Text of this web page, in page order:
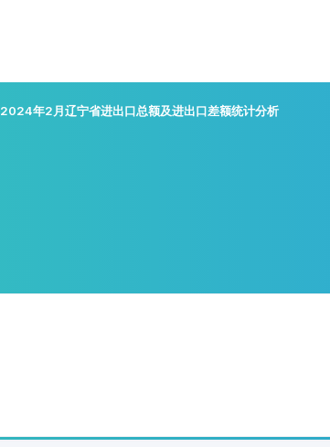
2024年2月辽宁省进出口总额及进出口差额统计分析